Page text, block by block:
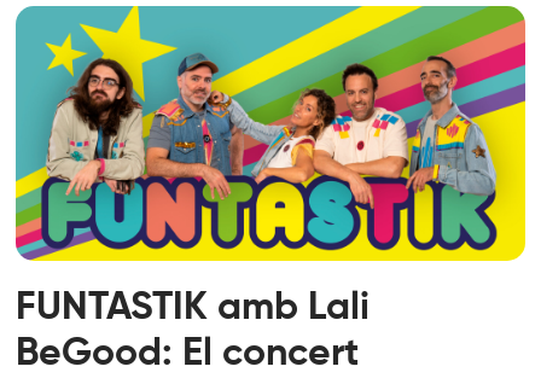
FUNTASTIK amb Lali
BeGood: El concert